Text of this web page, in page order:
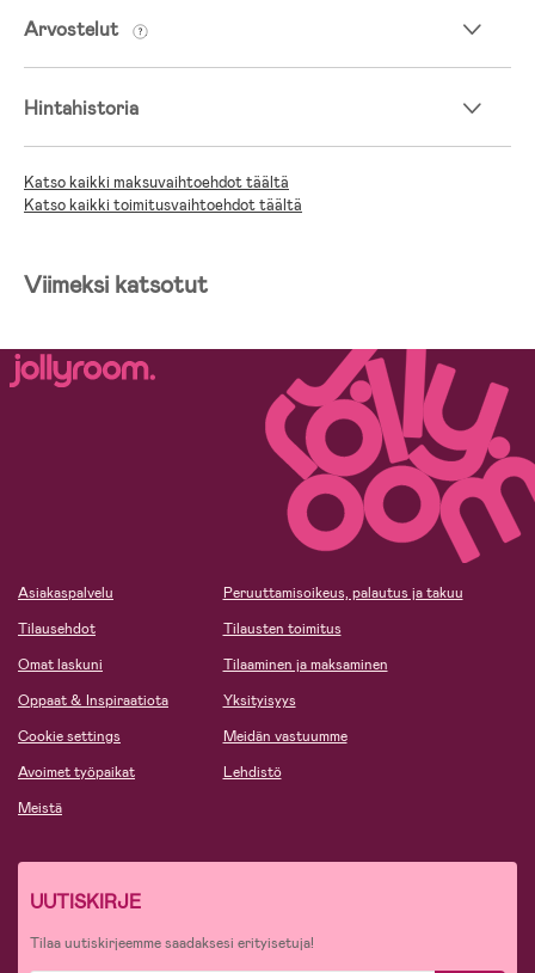
Arvostelut
Hintahistoria
Katso kaikki maksuvaihtoehdot täältä
Katso kaikki toimitusvaihtoehdot täältä
Viimeksi katsotut
Asiakaspalvelu
Tilausehdot
Omat laskuni
Oppaat & Inspiraatiota
Cookie settings
Avoimet työpaikat
Meistä
Peruuttamisoikeus, palautus ja takuu
Tilausten toimitus
Tilaaminen ja maksaminen
Yksityisyys
Meidän vastuumme
Lehdistö
UUTISKIRJE
Tilaa uutiskirjeemme saadaksesi erityisetuja!